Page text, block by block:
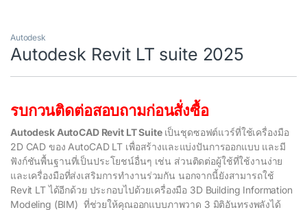
Autodesk
Autodesk Revit LT suite 2025
รบกวนติดต่อสอบถามก่อนสั่งซื้อ
Autodesk AutoCAD Revit LT Suite เป็นชุดซอฟต์แวร์ที่ใช้เครื่องมือ
2D CAD ของ AutoCAD LT เพื่อสร้างและแบ่งปันการออกแบบ และมี
ฟังก์ชันพื้นฐานที่เป็นประโยชน์อื่นๆ เช่น ส่วนติดต่อผู้ใช้ที่ใช้งานง่าย
และเครื่องมือที่ส่งเสริมการทำงานร่วมกัน นอกจากนี้ยังสามารถใช้
Revit LT ได้อีกด้วย ประกอบไปด้วยเครื่องมือ 3D Building Information
Modeling (BIM) ที่ช่วยให้คุณออกแบบภาพวาด 3 มิติอันทรงพลังได้